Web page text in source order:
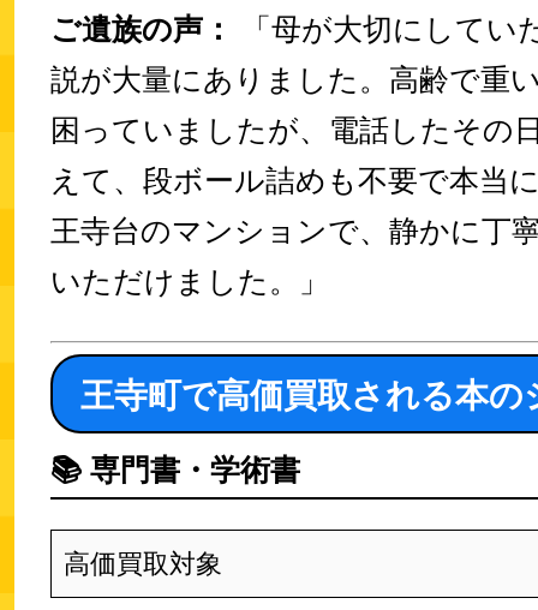
ご遺族の声：
「母が大切にしてい
説が大量にありました。高齢で重
困っていましたが、電話したその
えて、段ボール詰めも不要で本当
王寺台のマンションで、静かに丁
いただけました。」
王寺町で高価買取される本の
📚 専門書・学術書
高価買取対象